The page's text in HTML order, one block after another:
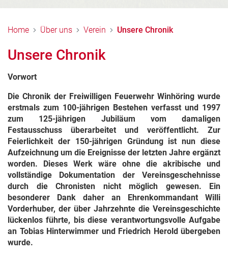
Home Über uns Verein Unsere Chronik
Unsere Chronik
Vorwort
Die Chronik der Freiwilligen Feuerwehr Winhöring wurde
erstmals zum 100-jährigen Bestehen verfasst und 1997
zum 125-jährigen Jubiläum vom damaligen
Festausschuss überarbeitet und veröffentlicht. Zur
Feierlichkeit der 150-jährigen Gründung ist nun diese
Aufzeichnung um die Ereignisse der letzten Jahre ergänzt
worden. Dieses Werk wäre ohne die akribische und
vollständige Dokumentation der Vereinsgeschehnisse
durch die Chronisten nicht möglich gewesen. Ein
besonderer Dank daher an Ehrenkommandant Willi
Vorderhuber, der über Jahrzehnte die Vereinsgeschichte
lückenlos führte, bis diese verantwortungsvolle Aufgabe
an Tobias Hinterwimmer und Friedrich Herold übergeben
wurde.